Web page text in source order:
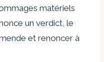
matériels
un verdict, le
et renoncer à